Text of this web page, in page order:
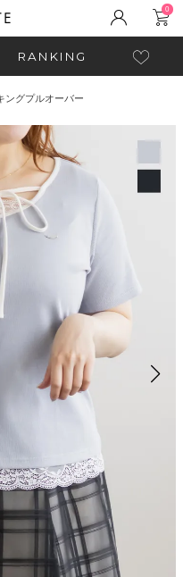
0
RANKING
ングプルオーバー